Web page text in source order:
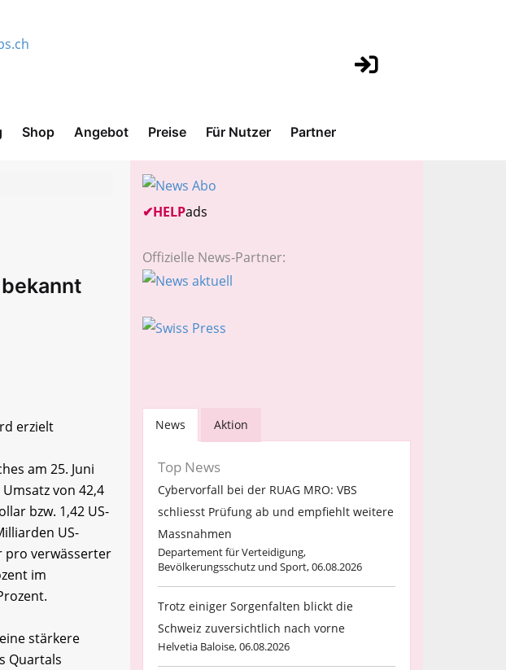
Shop Angebot Preise Für Nutzer Partner
erzielt
am 25. Juni
von 42,4
bzw. 1,42 US-
US-
pro verwässerter
im
stärkere
Quartals
✔HELPads
Offizielle News-Partner:
News Aktion
Top News
Cybervorfall bei der RUAG MRO: VBS
schliesst Prüfung ab und empfiehlt weitere
Massnahmen
Departement für Verteidigung,
Bevölkerungsschutz und Sport, 06.08.2026
Trotz einiger Sorgenfalten blickt die
Schweiz zuversichtlich nach vorne
Helvetia Baloise, 06.08.2026